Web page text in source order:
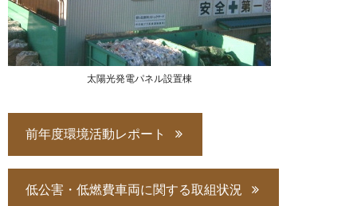
太陽光発電パネル設置棟
前年度環境活動レポート
低公害・低燃費車両に関する取組状況